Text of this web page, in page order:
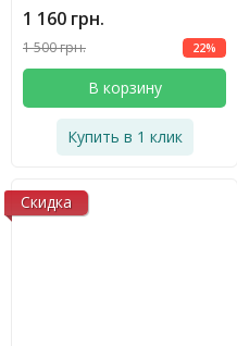
1 160 грн.
1 500 грн. 22%
В корзину
Купить в 1 клик
Скидка